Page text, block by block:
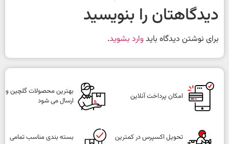
دیدگاهتان را بنویسید
برای نوشتن دیدگاه بایدوارد بشوید.
امکان پرداخت آنلاین
بهترین محصولات گلچین و
ارسال می شود
تحویل اکسپرس در کمترین
بسته بندی مناسب تمامی